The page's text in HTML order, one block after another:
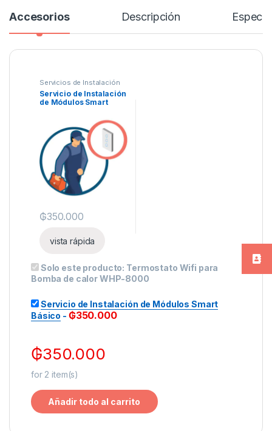
Accesorios Descripción
Servicios de Instalación
Servicio de Instalación
de Módulos Smart
₲350.000
vista rápida
Solo este producto: Termostato Wifi para
Bomba de calor WHP-8000
Servicio de Instalación de Módulos Smart
Básico - ₲350.000
₲350.000
for 2 item(s)
Añadir todo al carrito